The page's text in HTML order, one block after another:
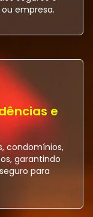
empresa.
e
condomínios,
garantindo
para